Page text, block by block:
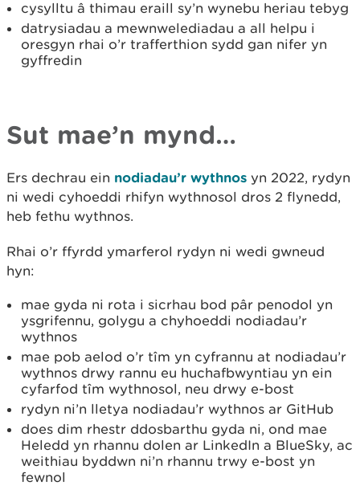
cysylltu â thimau eraill sy’n wynebu heriau tebyg
datrysiadau a mewnwelediadau a all helpu i
oresgyn rhai o’r trafferthion sydd gan nifer yn
gyffredin
Sut mae’n mynd…
Ers dechrau ein nodiadau’r wythnos yn 2022, rydyn
ni wedi cyhoeddi rhifyn wythnosol dros 2 flynedd,
heb fethu wythnos.
Rhai o’r ffyrdd ymarferol rydyn ni wedi gwneud
hyn:
mae gyda ni rota i sicrhau bod pâr penodol yn
ysgrifennu, golygu a chyhoeddi nodiadau’r
wythnos
mae pob aelod o’r tîm yn cyfrannu at nodiadau’r
wythnos drwy rannu eu huchafbwyntiau yn ein
cyfarfod tîm wythnosol, neu drwy e-bost
rydyn ni’n lletya nodiadau’r wythnos ar GitHub
does dim rhestr ddosbarthu gyda ni, ond mae
Heledd yn rhannu dolen ar LinkedIn a BlueSky, ac
weithiau byddwn ni’n rhannu trwy e-bost yn
fewnol